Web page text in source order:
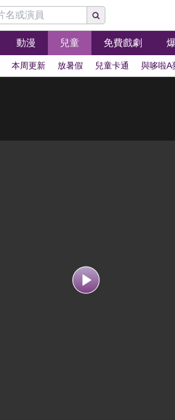
動漫 兒童 免費戲劇
本周更新 放暑假 兒童卡通 與哆啦A